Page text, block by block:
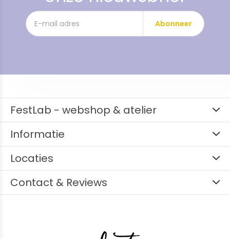
Abonneer
FestLab - webshop & atelier
Informatie
Locaties
Contact & Reviews